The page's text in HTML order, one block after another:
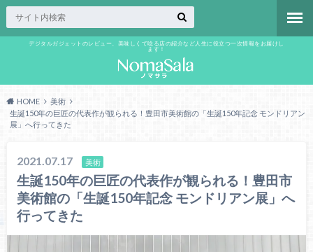
デジタルガジェットのレビュー、美味しくて唸る店の紹介など人生に役立つ一次情報をお届けし
ます！
HOME
美術
生誕150年の巨匠の代表作が観られる！豊田市美術館の「生誕150年記念 モンドリアン
展」へ行ってきた
2021.07.17 美術
生誕150年の巨匠の代表作が観られる！豊田市
美術館の「生誕150年記念 モンドリアン展」へ
行ってきた